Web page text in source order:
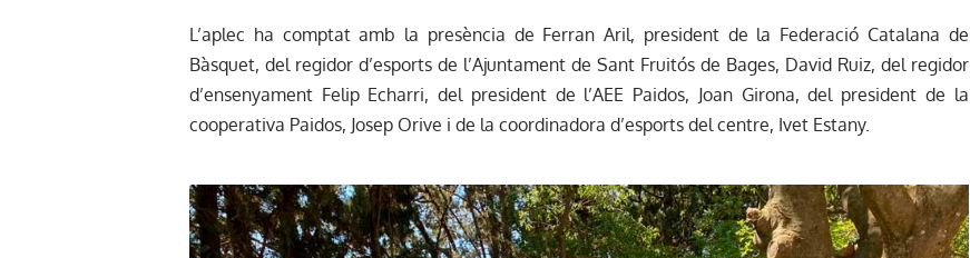
L’aplec ha comptat amb la presència de Ferran Aril, president de la Federació Catalana de
Bàsquet, del regidor d’esports de l’Ajuntament de Sant Fruitós de Bages, David Ruiz, del regidor
d’ensenyament Felip Echarri, del president de l’AEE Paidos, Joan Girona, del president de la
cooperativa Paidos, Josep Orive i de la coordinadora d’esports del centre, Ivet Estany.